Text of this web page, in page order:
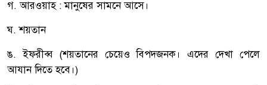
গ. আরওয়াহ : মানুষের সামনে আসে।
ঘ. শয়তান
ঙ. ইফরীব্ব (শয়তানের চেয়েও বিপদজনক। এদের দেখা পেলে
আযান দিতে হবে।)